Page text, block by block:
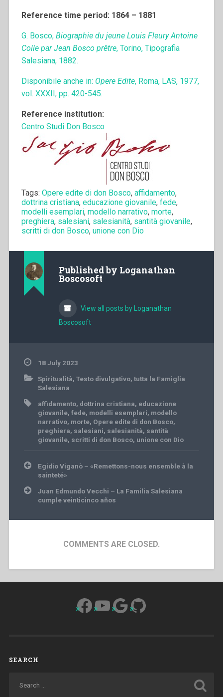
Reference time period: 1864 – 1881
G. Bosco, Biographie du jeune Louis Fleury Antoine
Colle par Jean Bosco prêtre, Torino, Tipografia
Salesiana, 1882.
Disponibile anche in: Opere Edite, Roma, LAS, 1977,
vol. XXXII, pp. 420-545.
Reference institution:
Centro Studi Don Bosco
Tags: Opere edite di don Bosco, affidamento,
dottrina cristiana, educazione giovanile, fede,
modelli esemplari, modello narrativo, morte,
preghiera, salesiani, salesianità, santità giovanile,
scritti di don Bosco, unione con Dio
Published by Loganathan
Boscosoft
View all posts by Loganathan
Boscosoft
18 July 2023
Spiritualità, Testo divulgativo, tutta la Famiglia
Salesiana
affidamento, dottrina cristiana, educazione
giovanile, fede, modelli esemplari, modello
narrativo, morte, Opere edite di don Bosco,
preghiera, salesiani, salesianità, santità
giovanile, scritti di don Bosco, unione con Dio
Post
navigation
Egidio Viganò – «Remettons-nous ensemble à la
sainteté»
Juan Edmundo Vecchi – La Familia Salesiana
cumple veinticinco años
COMMENTS ARE CLOSED.
Facebook
YouTube
Google
GitHub
SEARCH